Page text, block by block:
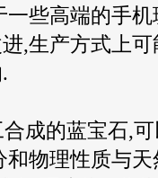
些高端的手
,生产方式上
的蓝宝石,可
物理性质与